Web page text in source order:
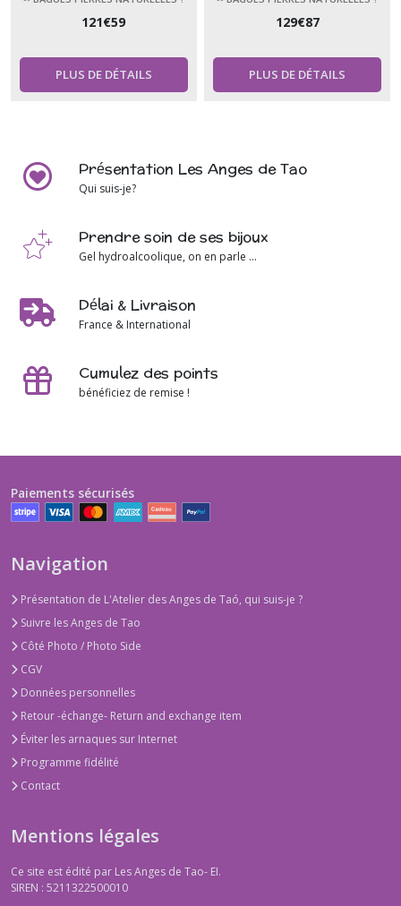
121€59
PLUS DE DÉTAILS
129€87
PLUS DE DÉTAILS
Présentation Les Anges de Tao
Qui suis-je?
Prendre soin de ses bijoux
Gel hydroalcoolique, on en parle ...
Délai & Livraison
France & International
Cumulez des points
bénéficiez de remise !
Paiements sécurisés
Navigation
Présentation de L'Atelier des Anges de Taó, qui suis-je ?
Suivre les Anges de Tao
Côté Photo / Photo Side
CGV
Données personnelles
Retour -échange- Return and exchange item
Éviter les arnaques sur Internet
Programme fidélité
Contact
Mentions légales
Ce site est édité par Les Anges de Tao- EI.
SIREN : 5211322500010